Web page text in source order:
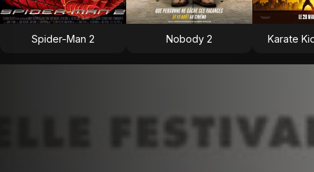
Spider-Man 2 Nobody 2 Karate